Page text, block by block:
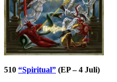
510 “Spiritual” (EP – 4 Juli)